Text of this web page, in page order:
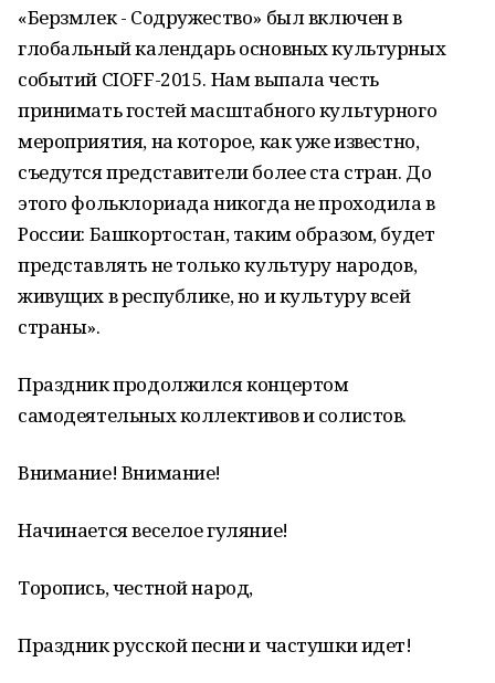
«Берзмлек - Содружество» был включен в
глобальный календарь основных культурных
событий CIOFF-2015. Нам выпала честь
принимать гостей масштабного культурного
мероприятия, на которое, как уже известно,
съедутся представители более ста стран. До
этого фольклориада никогда не проходила в
России: Башкортостан, таким образом, будет
представлять не только культуру народов,
живущих в республике, но и культуру всей
страны».
Праздник продолжился концертом
самодеятельных коллективов и солистов.
Внимание! Внимание!
Начинается веселое гуляние!
Торопись, честной народ,
Праздник русской песни и частушки идет!